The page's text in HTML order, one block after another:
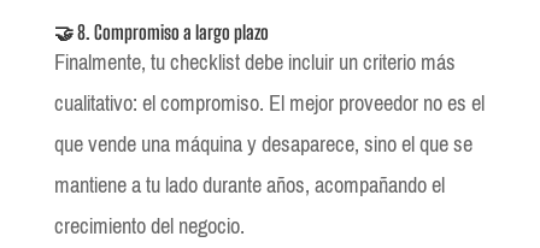
🤝 8. Compromiso a largo plazo
Finalmente, tu checklist debe incluir un criterio más
cualitativo: el compromiso. El mejor proveedor no es el
que vende una máquina y desaparece, sino el que se
mantiene a tu lado durante años, acompañando el
crecimiento del negocio.